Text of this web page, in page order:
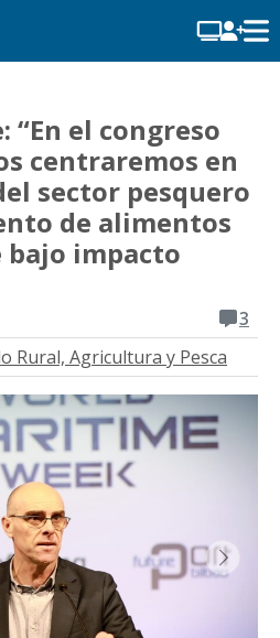
“En el congreso
centraremos en
sector pesquero
de alimentos
bajo impacto
3
Rural, Agricultura y Pesca